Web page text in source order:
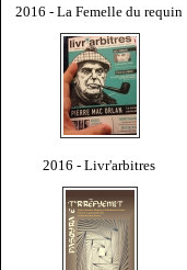
2016 - La Femelle du requin
2016 - Livr'arbitres